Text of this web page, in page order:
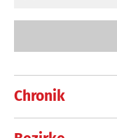
Chronik